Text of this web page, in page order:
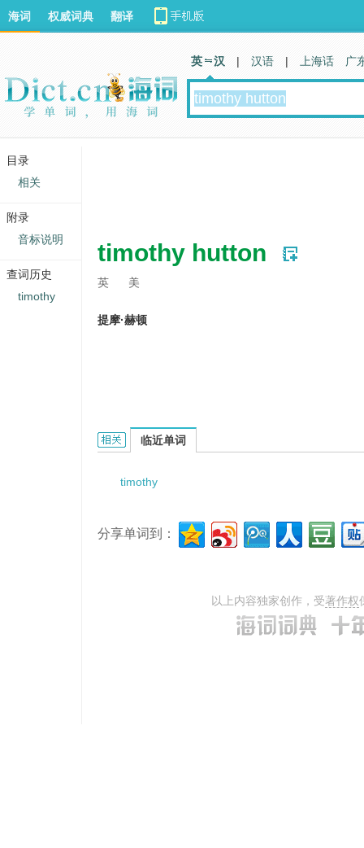
timothy hutton
英 美
提摩·赫顿
Timothy Hutton的相关资料：
临近单词
timothy
分享单词到：
以上内容独家创作，受著作权
海词 权威词典 翻译
英 汉 | 汉语 | 上海话 广
目录
相关
附录
音标说明
查词历史
timothy